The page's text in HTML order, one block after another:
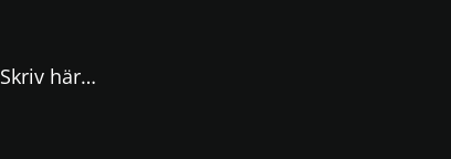
Skriv här…